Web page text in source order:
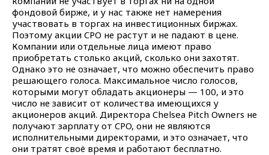
фондовой бирже, и у нас также нет намерения
участвовать в торгах на инвестиционных биржах.
Поэтому акции CPO не растут и не падают в цене.
Компании или отдельные лица имеют право
приобретать столько акций, сколько они захотят.
Однако это не означает, что можно обеспечить право
решающего голоса. Максимальное число голосов,
которыми могут обладать акционеры — 100, и это
число не зависит от количества имеющихся у
акционеров акций. Директора Chelsea Pitch Owners не
получают зарплату от CPO, они не являются
исполнительными директорами, и это означает, что
они тратят своё время и работают бесплатно.